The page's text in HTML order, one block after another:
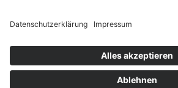
Impressum
© 2026